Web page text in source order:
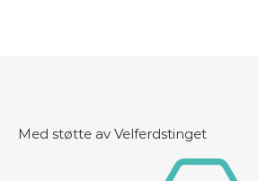
Med støtte av Velferdstinget